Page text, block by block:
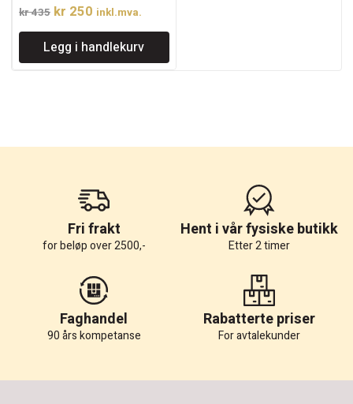
kr435 Opprinnelig
pris
var:
kr 435.
kr 250 Nåværende
pris
er:
kr 250.
inkl.mva.
Legg i handlekurv
Fri frakt
for beløp over 2500,-
Hent i vår fysiske butikk
Etter 2 timer
Faghandel
90 års kompetanse
Rabatterte priser
For avtalekunder